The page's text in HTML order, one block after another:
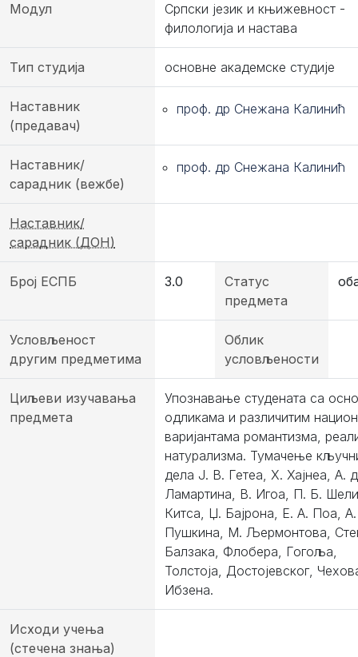
Модул
Српски језик и књижевност -
филологија и настава
Тип студија основне академске студије
Наставник
(предавач)
проф. др Снежана Калинић
Наставник/
сарадник (вежбе)
проф. др Снежана Калинић
Наставник/
сарадник (ДОН)
Број ЕСПБ 3.0
Статус
предмета
Условљеност
другим предметима
Облик
условљености
Циљеви изучавања
предмета
Упознавање студената са
одликама и различитим
варијантама романтизма,
натурализма. Тумачење
дела Ј. В. Гетеа, Х. Хајнеа, А.
Ламартина, В. Игоа, П. Б.
Китса, Џ. Бајрона, Е. А. Поа, А.
Пушкина, М. Љермонтова,
Балзака, Флобера, Гогоља,
Толстоја, Достојевског,
Ибзена.
Исходи учења
(стечена знања)